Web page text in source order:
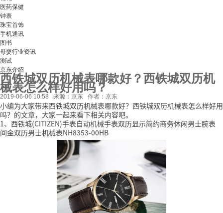
医药保健
钟表
珠宝首饰
手机通讯
图书
母婴行业资讯
测试
京东介绍
西铁城双历机械表哪款好？西铁城双历机
械表怎么样好用吗？
2019-06-06 10:58 来源：京东 作者：京东
小编为大家带来西铁城双历机械表哪款好？西铁城双历机械表怎么样好用
吗？的文章，大家一起来看下相关内容吧。
1、西铁城(CITIZEN)手表自动机械手表双历显示简约商务休闲男士腕表
间金双历男士机械表NH8353-00HB